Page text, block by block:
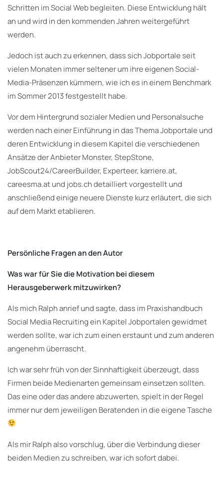
Schritten im Social Web begleiten. Diese Entwicklung hält
an und wird in den kommenden Jahren weitergeführt
werden.
Jedoch ist auch zu erkennen, dass sich Jobportale seit
vielen Monaten immer seltener um ihre eigenen Social-
Media-Präsenzen kümmern, wie ich es in einem Benchmark
im Sommer 2013 festgestellt habe.
Vor dem Hintergrund sozialer Medien und Personalsuche
werden nach einer Einführung in das Thema Jobportale und
deren Entwicklung in diesem Kapitel die verschiedenen
Ansätze der Anbieter Monster, StepStone,
JobScout24/CareerBuilder, Experteer, karriere.at,
careesma.at und jobs.ch detailliert vorgestellt und
anschließend einige neuere Dienste kurz erläutert, die sich
auf dem Markt etablieren.
Persönliche Fragen an den Autor
Was war für Sie die Motivation bei diesem
Herausgeberwerk mitzuwirken?
Als mich Ralph anrief und sagte, dass im Praxishandbuch
Social Media Recruiting ein Kapitel Jobportalen gewidmet
werden sollte, war ich zum einen erstaunt und zum anderen
angenehm überrascht.
Ich war sehr früh von der Sinnhaftigkeit überzeugt, dass
Firmen beide Medienarten gemeinsam einsetzen sollten.
Das eine oder das andere abzuwerten, spielt in der Regel
immer nur dem jeweiligen Beratenden in die eigene Tasche
Als mir Ralph also vorschlug, über die Verbindung dieser
beiden Medien zu schreiben, war ich sofort dabei.